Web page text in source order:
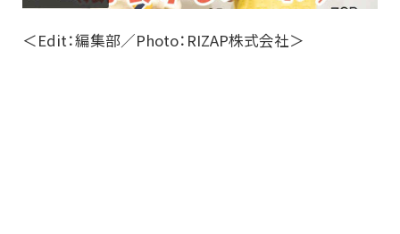
＜Edit：編集部／Photo：RIZAP株式会社＞